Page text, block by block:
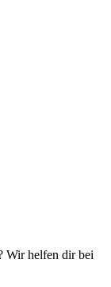
Wir helfen dir bei